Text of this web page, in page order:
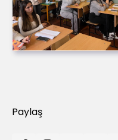
Paylaş